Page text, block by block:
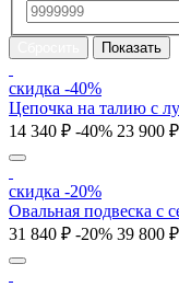
скидка -40%
Цепочка на талию с
14 340 ₽ -40% 23 900 ₽
скидка -20%
Овальная подвеска с
31 840 ₽ -20% 39 800 ₽